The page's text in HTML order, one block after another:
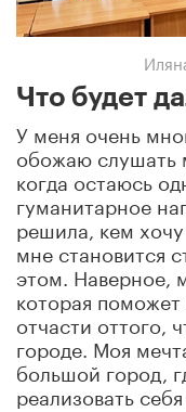
Что будет
У меня очень
обожаю слушать
когда остаюсь
гуманитарное
решила, кем хочу
мне становится
этом. Наверное,
которая поможет
отчасти оттого,
городе. Моя
большой город,
реализовать